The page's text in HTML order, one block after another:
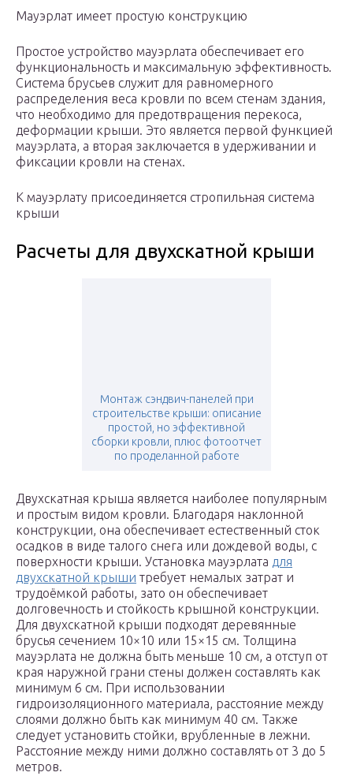
Мауэрлат имеет простую конструкцию
Простое устройство мауэрлата обеспечивает его
функциональность и максимальную эффективность.
Система брусьев служит для равномерного
распределения веса кровли по всем стенам здания,
что необходимо для предотвращения перекоса,
деформации крыши. Это является первой функцией
мауэрлата, а вторая заключается в удерживании и
фиксации кровли на стенах.
К мауэрлату присоединяется стропильная система
крыши
Расчеты для двухскатной крыши
Монтаж сэндвич-панелей при
строительстве крыши: описание
простой, но эффективной
сборки кровли, плюс фотоотчет
по проделанной работе
Двухскатная крыша является наиболее популярным
и простым видом кровли. Благодаря наклонной
конструкции, она обеспечивает естественный сток
осадков в виде талого снега или дождевой воды, с
поверхности крыши. Установка мауэрлата для
двухскатной крыши требует немалых затрат и
трудоёмкой работы, зато он обеспечивает
долговечность и стойкость крышной конструкции.
Для двухскатной крыши подходят деревянные
брусья сечением 10×10 или 15×15 см. Толщина
мауэрлата не должна быть меньше 10 см, а отступ от
края наружной грани стены должен составлять как
минимум 6 см. При использовании
гидроизоляционного материала, расстояние между
слоями должно быть как минимум 40 см. Также
следует установить стойки, врубленные в лежни.
Расстояние между ними должно составлять от 3 до 5
метров.